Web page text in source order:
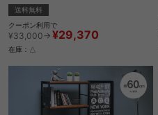
送料無料
クーポン利用で
¥33,000→ ¥29,370
在庫：△